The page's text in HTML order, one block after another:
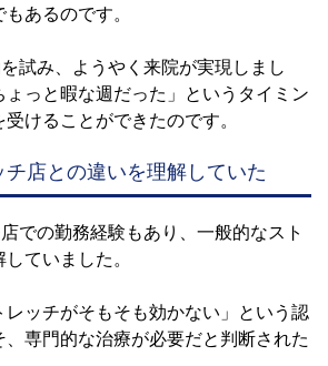
あるのです。
試み、ようやく来院が実現しまし
ょっと暇な週だった」というタイミン
けることができたのです。
店との違いを理解していた
での勤務経験もあり、一般的なスト
ていました。
レッチがそもそも効かない」という認
専門的な治療が必要だと判断された